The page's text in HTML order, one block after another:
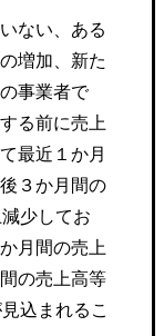
ない、ある
増加、新た
事業者で
る前に売上
最近１か月
３か月間の
少してお
月間の売上
の売上高等
込まれるこ